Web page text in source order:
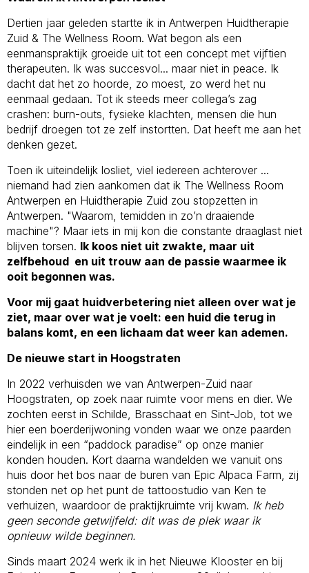
Dertien jaar geleden startte ik in Antwerpen Huidtherapie
Zuid & The Wellness Room. Wat begon als een
eenmanspraktijk groeide uit tot een concept met vijftien
therapeuten. Ik was succesvol... maar niet in peace. Ik
dacht dat het zo hoorde, zo moest, zo werd het nu
eenmaal gedaan. Tot ik steeds meer collega’s zag
crashen: burn-outs, fysieke klachten, mensen die hun
bedrijf droegen tot ze zelf instortten. Dat heeft me aan het
denken gezet.
Toen ik uiteindelijk losliet, viel iedereen achterover ...
niemand had zien aankomen dat ik The Wellness Room
Antwerpen en Huidtherapie Zuid zou stopzetten in
Antwerpen. "Waarom, temidden in zo’n draaiende
machine"? Maar iets in mij kon die constante draaglast niet
blijven torsen. Ik koos niet uit zwakte, maar uit
zelfbehoud en uit trouw aan de passie waarmee ik
ooit begonnen was.
Voor mij gaat huidverbetering niet alleen over wat je
ziet, maar over wat je voelt: een huid die terug in
balans komt, en een lichaam dat weer kan ademen.
De nieuwe start in Hoogstraten
In 2022 verhuisden we van Antwerpen-Zuid naar
Hoogstraten, op zoek naar ruimte voor mens en dier. We
zochten eerst in Schilde, Brasschaat en Sint-Job, tot we
hier een boerderijwoning vonden waar we onze paarden
eindelijk in een “paddock paradise” op onze manier
konden houden. Kort daarna wandelden we vanuit ons
huis door het bos naar de buren van Epic Alpaca Farm, zij
stonden net op het punt de tattoostudio van Ken te
verhuizen, waardoor de praktijkruimte vrij kwam. Ik heb
geen seconde getwijfeld: dit was de plek waar ik
opnieuw wilde beginnen.
Sinds maart 2024 werk ik in het Nieuwe Klooster en bij